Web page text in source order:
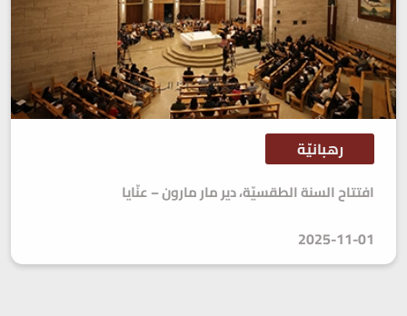
رهبانيّة
افتتاح السنة الطقسيّة، دير مار مارون – عنّايا
2025-11-01